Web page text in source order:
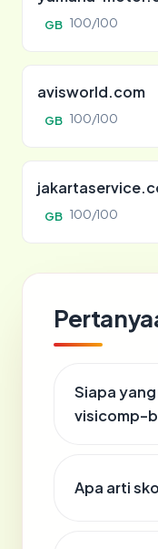
GB 100/100
avisworld.com
GB 100/100
GB 100/100
Siapa
visicomp-
Apa arti